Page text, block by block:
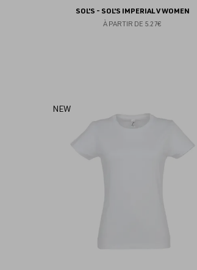
SOL'S - SOL'S IMPERIAL V WOMEN
À PARTIR DE 5.27€
NEW